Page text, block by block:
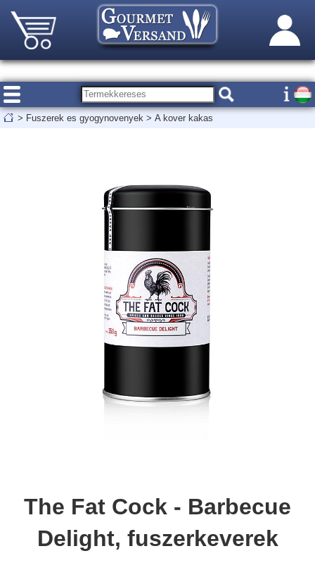
> Fuszerek es gyogynovenyek > A kover kakas
The Fat Cock - Barbecue
Delight, fuszerkeverek